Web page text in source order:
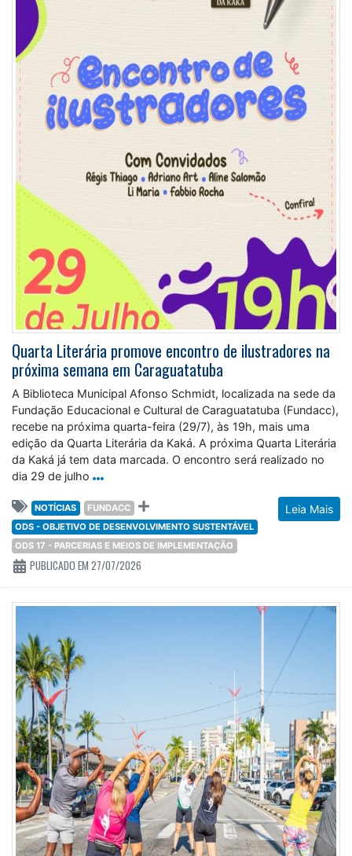
Quarta Literária promove encontro de ilustradores na
próxima semana em Caraguatatuba
A Biblioteca Municipal Afonso Schmidt, localizada na sede da
Fundação Educacional e Cultural de Caraguatatuba (Fundacc),
recebe na próxima quarta-feira (29/7), às 19h, mais uma
edição da Quarta Literária da Kaká. A próxima Quarta Literária
da Kaká já tem data marcada. O encontro será realizado no
dia 29 de julho
Leia Mais
NOTÍCIAS
FUNDACC
ODS - OBJETIVO DE DESENVOLVIMENTO SUSTENTÁVEL
ODS 17 - PARCERIAS E MEIOS DE IMPLEMENTAÇÃO
PUBLICADO EM 27/07/2026